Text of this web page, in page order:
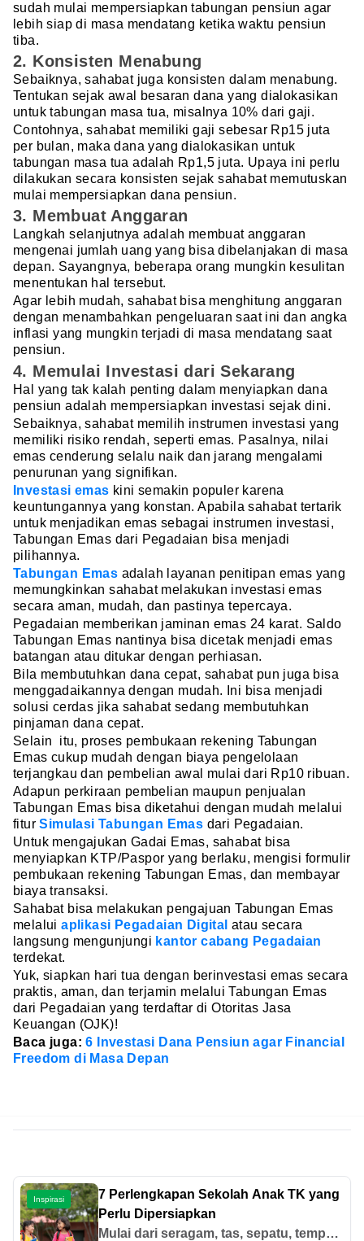
sudah mulai mempersiapkan tabungan pensiun agar
lebih siap di masa mendatang ketika waktu pensiun
tiba.
2. Konsisten Menabung
Sebaiknya, sahabat juga konsisten dalam menabung.
Tentukan sejak awal besaran dana yang dialokasikan
untuk tabungan masa tua, misalnya 10% dari gaji.
Contohnya, sahabat memiliki gaji sebesar Rp15 juta
per bulan, maka dana yang dialokasikan untuk
tabungan masa tua adalah Rp1,5 juta. Upaya ini perlu
dilakukan secara konsisten sejak sahabat memutuskan
mulai mempersiapkan dana pensiun.
3. Membuat Anggaran
Langkah selanjutnya adalah membuat anggaran
mengenai jumlah uang yang bisa dibelanjakan di masa
depan. Sayangnya, beberapa orang mungkin kesulitan
menentukan hal tersebut.
Agar lebih mudah, sahabat bisa menghitung anggaran
dengan menambahkan pengeluaran saat ini dan angka
inflasi yang mungkin terjadi di masa mendatang saat
pensiun.
4. Memulai Investasi dari Sekarang
Hal yang tak kalah penting dalam menyiapkan dana
pensiun adalah mempersiapkan investasi sejak dini.
Sebaiknya, sahabat memilih instrumen investasi yang
memiliki risiko rendah, seperti emas. Pasalnya, nilai
emas cenderung selalu naik dan jarang mengalami
penurunan yang signifikan.
Investasi emas kini semakin populer karena
keuntungannya yang konstan. Apabila sahabat tertarik
untuk menjadikan emas sebagai instrumen investasi,
Tabungan Emas dari Pegadaian bisa menjadi
pilihannya.
Tabungan Emas adalah layanan penitipan emas yang
memungkinkan sahabat melakukan investasi emas
secara aman, mudah, dan pastinya tepercaya.
Pegadaian memberikan jaminan emas 24 karat. Saldo
Tabungan Emas nantinya bisa dicetak menjadi emas
batangan atau ditukar dengan perhiasan.
Bila membutuhkan dana cepat, sahabat pun juga bisa
menggadaikannya dengan mudah. Ini bisa menjadi
solusi cerdas jika sahabat sedang membutuhkan
pinjaman dana cepat.
Selain itu, proses pembukaan rekening Tabungan
Emas cukup mudah dengan biaya pengelolaan
terjangkau dan pembelian awal mulai dari Rp10 ribuan.
Adapun perkiraan pembelian maupun penjualan
Tabungan Emas bisa diketahui dengan mudah melalui
fiturSimulasi Tabungan Emas dari Pegadaian.
Untuk mengajukan Gadai Emas, sahabat bisa
menyiapkan KTP/Paspor yang berlaku, mengisi formulir
pembukaan rekening Tabungan Emas, dan membayar
biaya transaksi.
Sahabat bisa melakukan pengajuan Tabungan Emas
melaluiaplikasi Pegadaian Digital atau secara
langsung mengunjungi kantor cabang Pegadaian
terdekat.
Yuk, siapkan hari tua dengan berinvestasi emas secara
praktis, aman, dan terjamin melalui Tabungan Emas
dari Pegadaian yang terdaftar di Otoritas Jasa
Keuangan (OJK)!
Baca juga:6 Investasi Dana Pensiun agar Financial
Freedom di Masa Depan
Inspirasi
7 Perlengkapan Sekolah Anak TK yang
Perlu Dipersiapkan
Mulai dari seragam, tas, sepatu, tempat